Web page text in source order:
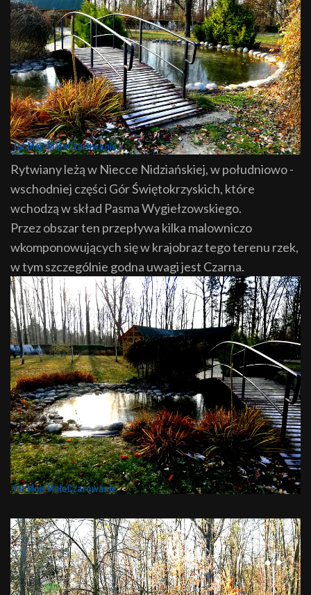
Rytwiany leżą w Niecce Nidziańskiej, w południowo -
wschodniej części Gór Świętokrzyskich, które
wchodzą w skład Pasma Wygiełzowskiego.
Przez obszar ten przepływa kilka malowniczo
wkomponowujących się w krajobraz tego terenu rzek,
w tym szczególnie godna uwagi jest Czarna.